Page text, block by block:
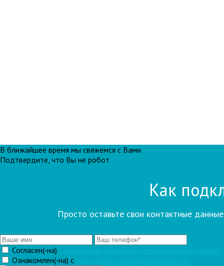
В ближайшее время мы свяжемся с Вами
Подтвердите, что Вы не робот
Как
Просто оставьте свои контактные
Согласен(-на)
Ознакомлен(-на) с